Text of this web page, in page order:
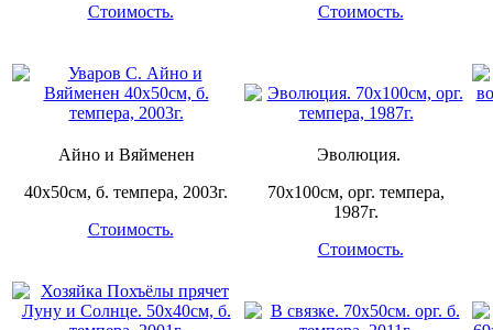
Стоимость.
Стоимость.
Айно и Вяйменен
40х50см, б. темпера, 2003г.
Стоимость.
Эволюция.
70х100см, орг. темпера,
1987г.
Стоимость.